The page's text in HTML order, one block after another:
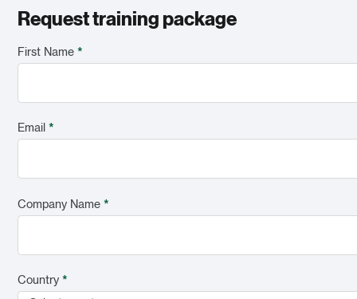
Request training package
First Name *
Email *
Company Name *
Country *